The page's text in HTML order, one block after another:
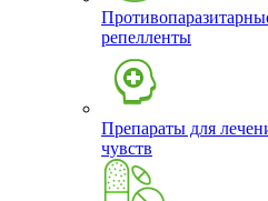
репелленты
Препараты для
чувств